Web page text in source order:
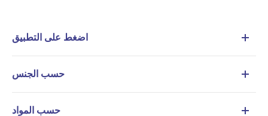
اضغط على التطبيق
حسب الجنس
حسب المواد